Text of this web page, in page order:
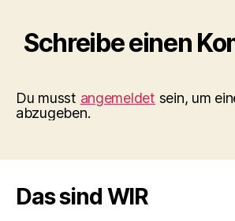
Schreibe einen
Du musst angemeldet sein, um
abzugeben.
Das sind WIR